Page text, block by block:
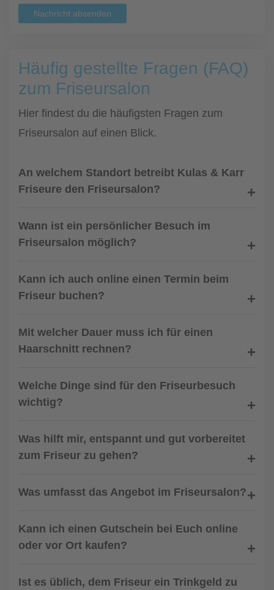
Nachricht absenden
Häufig gestellte Fragen (FAQ)
zum Friseursalon
Hier findest du die häufigsten Fragen zum
Friseursalon auf einen Blick.
An welchem Standort betreibt Kulas & Karr
Friseure den Friseursalon?
Wann ist ein persönlicher Besuch im
Friseursalon möglich?
Kann ich auch online einen Termin beim
Friseur buchen?
Mit welcher Dauer muss ich für einen
Haarschnitt rechnen?
Welche Dinge sind für den Friseurbesuch
wichtig?
Was hilft mir, entspannt und gut vorbereitet
zum Friseur zu gehen?
Was umfasst das Angebot im Friseursalon?
Kann ich einen Gutschein bei Euch online
oder vor Ort kaufen?
Ist es üblich, dem Friseur ein Trinkgeld zu